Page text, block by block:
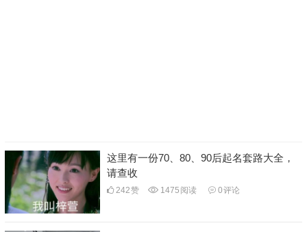
这里有一份70、80、90后起名套路大全，
请查收
242赞 1475 阅读 0评论